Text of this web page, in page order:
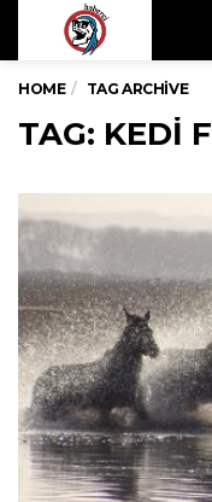
HOME TAG ARCHIVE
TAG: KEDI